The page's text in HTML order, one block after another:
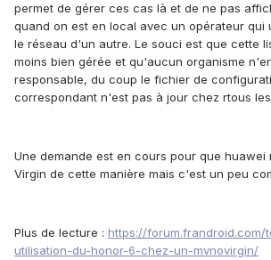
permet de gérer ces cas là et de ne pas
quand on est en local avec un opérateur qui
le réseau d'un autre. Le souci est que cette
moins bien gérée et qu'aucun organisme
responsable, du coup le fichier de
correspondant n'est pas à jour chez rtous
Une demande est en cours pour que huawei
Virgin de cette manière mais c'est un peu
Plus de lecture : https://forum.frandroid.com/
utilisation-du-honor-6-chez-un-mvnovirgin/